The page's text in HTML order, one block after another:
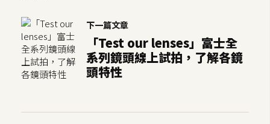
下一篇文章
「Test our lenses」富士全
系列鏡頭線上試拍，了解各鏡
頭特性